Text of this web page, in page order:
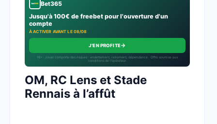
Bet365
Jusqu'à 100€ de freebet pour l'ouverture d'un
compte
À ACTIVER AVANT LE 08/08
J'EN PROFITE→
18+ · Jouer comporte des risques : endettement, isolement, dépendance · Offre soumise aux
conditions de l’opérateur.
OM, RC Lens et Stade
Rennais à l’affût